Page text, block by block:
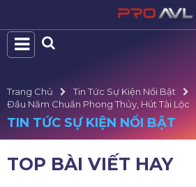
Trang Chủ Tin Tức Sự Kiện Nổi Bật
Đầu Năm Chuẩn Phong Thủy, Hút Tài Lộc
TIN TỨC SỰ KIỆN NỔI BẬT
TOP BÀI VIẾT HAY